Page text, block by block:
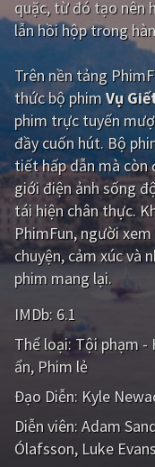
Giật gân
Bí ẩn
Viễn Tây
GameShow
QUỐC GIA
Âu - Mỹ
Hàn Quốc
Tổng hợp
CẬP NHẬT
PHIM MỚI
PHIM BỘ
quặc, từ đó tạo nên
lẫn hồi hộp trong
Trên nền tảng
thức bộ phimVụ
phim trực tuyến
đầy cuốn hút. Bộ
tiết hấp dẫn mà
giới điện ảnh sống
tái hiện chân thực.
PhimFun, người
chuyện, cảm xúc và
phim mang lại.
IMDb: 6.1
Thể loại: Tội phạm -
ẩn Phim lẻ
Đạo Diễn: Kyle
Diễn viên: Adam
Ólafsson Luke